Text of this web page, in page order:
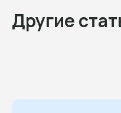
Другие